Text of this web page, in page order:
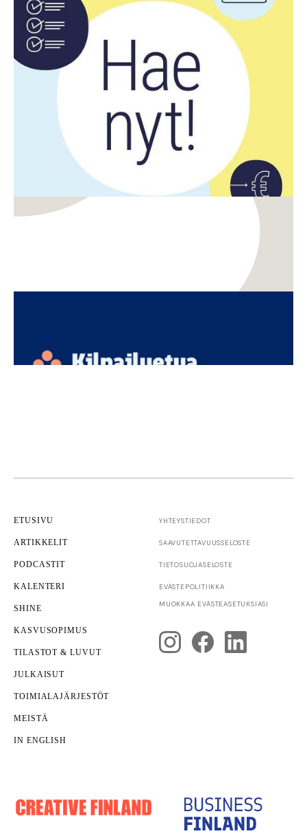
Rahoitus Digitalisaatio
CreaDemon ja DigiDemon demoavustusten haku
on auki
Suomen seuraava kilpailuetu
Pelkkä teknologia ei enää riitä – miksi innovaatiot
eivät aina muutu kasvuksi?
ETUSIVU
ARTIKKELIT
PODCASTIT
KALENTERI
SHINE
KASVUSOPIMUS
TILASTOT & LUVUT
JULKAISUT
TOIMIALAJÄRJESTÖT
MEISTÄ
IN ENGLISH
YHTEYSTIEDOT
SAAVUTETTAVUUS­SELOSTE
TIETOSUOJASELOSTE
EVÄSTEPOLITIIKKA
MUOKKAA EVÄSTEASETUKSIASI